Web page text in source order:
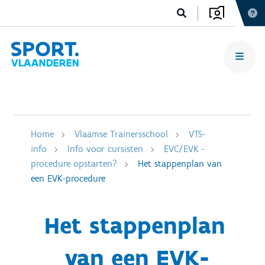
Home Vlaamse Trainersschool
VTS-
info
Info voor cursisten
EVC/EVK -
procedure opstarten?
Het stappenplan van
een EVK-procedure
Het stappenplan
van een EVK-